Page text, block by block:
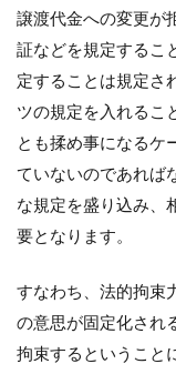
譲渡代金への変更が
証などを規定するこ
定することは規定さ
ツの規定を入れるこ
とも揉め事になるケ
ていないのであれば
な規定を盛り込み、
要となります。
すなわち、法的拘束
の意思が固定化され
拘束するということ